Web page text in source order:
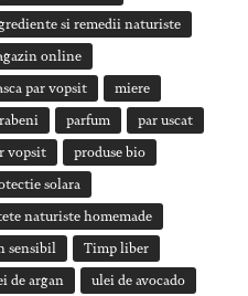
si remedii naturiste
online
par vopsit miere
parfum par uscat
vopsit produse bio
solara
naturiste homemade
sensibil Timp liber
de argan ulei de avocado